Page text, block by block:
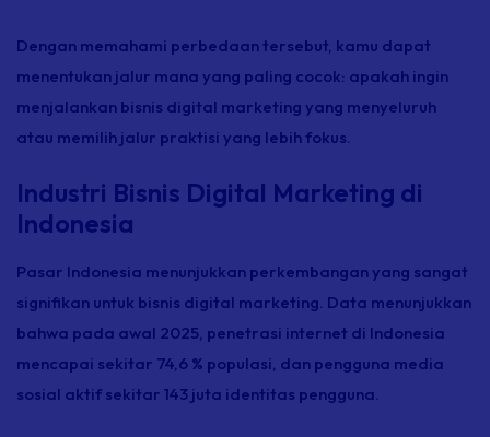
Dengan memahami perbedaan tersebut, kamu dapat
menentukan jalur mana yang paling cocok: apakah ingin
menjalankan bisnis digital marketing yang menyeluruh
atau memilih jalur praktisi yang lebih fokus.
Industri Bisnis Digital Marketing di
Indonesia
Pasar Indonesia menunjukkan perkembangan yang sangat
signifikan untuk bisnis digital marketing. Data menunjukkan
bahwa pada awal 2025, penetrasi internet di Indonesia
mencapai sekitar 74,6 % populasi, dan pengguna media
sosial aktif sekitar 143 juta identitas pengguna.